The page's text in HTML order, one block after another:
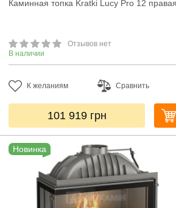
Каминная топка Kratki Lucy Pro 12 правая
Отзывов нет
В наличии
К желаниям Сравнить
101 919 грн
Новинка